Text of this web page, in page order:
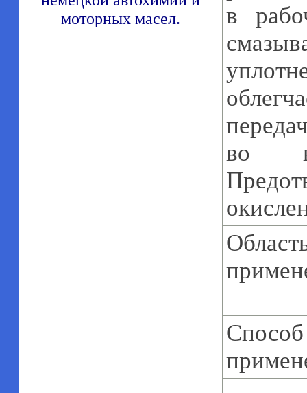
моторных масел.
в
во
Способ